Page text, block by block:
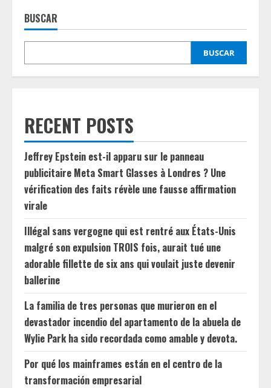
BUSCAR
BUSCAR
RECENT POSTS
Jeffrey Epstein est-il apparu sur le panneau
publicitaire Meta Smart Glasses à Londres ? Une
vérification des faits révèle une fausse affirmation
virale
Illégal sans vergogne qui est rentré aux États-Unis
malgré son expulsion TROIS fois, aurait tué une
adorable fillette de six ans qui voulait juste devenir
ballerine
La familia de tres personas que murieron en el
devastador incendio del apartamento de la abuela de
Wylie Park ha sido recordada como amable y devota.
Por qué los mainframes están en el centro de la
transformación empresarial